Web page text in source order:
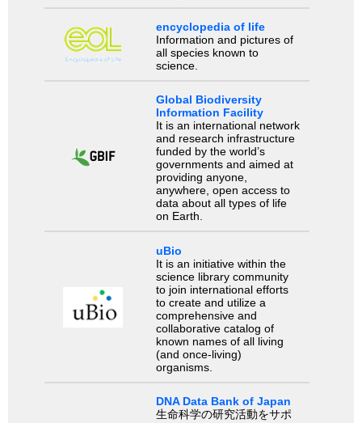
encyclopedia of life
Information and pictures of
all species known to
science.
Global Biodiversity
Information Facility
It is an international network
and research infrastructure
funded by the world’s
governments and aimed at
providing anyone,
anywhere, open access to
data about all types of life
on Earth.
uBio
It is an initiative within the
science library community
to join international efforts
to create and utilize a
comprehensive and
collaborative catalog of
known names of all living
(and once-living)
organisms.
DNA Data Bank of Japan
生命科学の研究活動をサポ